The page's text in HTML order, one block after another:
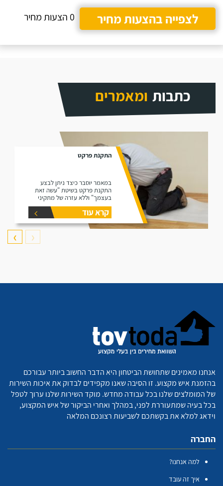
לצפייה בהצעות מחיר
0 הצעות מחיר
כתבות ומאמרים
התקנת פרקט
במאמר יוסבר כיצד ניתן לבצע
התקנת פרקט בשיטת "עשה זאת
בעצמך" וללא עזרה של מתקיני
פרקטים.
קרא עוד
❮
❯
אנחנו מאמינים שתחושת הביטחון היא הדבר החשוב ביותר עבורכם
בהזמנת איש מקצוע. זו הסיבה שאנו מקפידים לבדוק את איכות השירות
של המומלצים שלנו בכל עבודה מחדש. מוקד השירות שלנו ערוך לטפל
בכל בעיה שמתעוררת לפני, במהלך ואחרי הביקור של איש המקצוע,
וידאג למלא את בקשתכם לשביעות רצונכם המלאה
החברה
למה אנחנו?
איך זה עובד